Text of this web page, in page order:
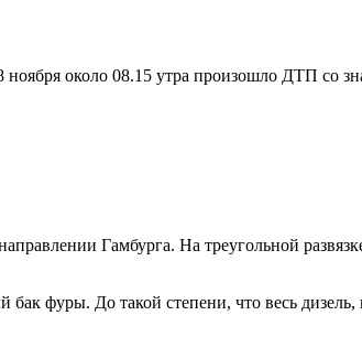
около 08.15 утра произошло ДТП со
Гамбурга. На треугольной
фуры. До такой степени, что весь